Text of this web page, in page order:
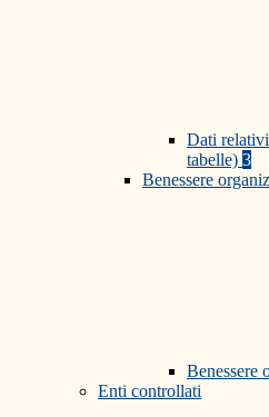
Dati
tabelle) 3
Benessere
Benessere
Enti controllati